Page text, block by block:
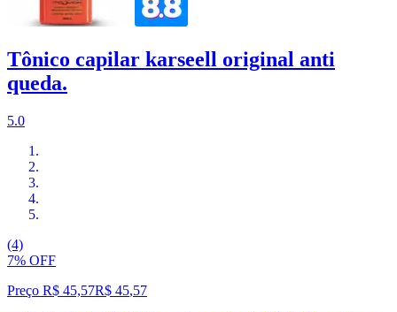
Tônico capilar karseell original anti
queda.
5.0
(4)
7% OFF
Preço R$ 45,57R$ 45,57